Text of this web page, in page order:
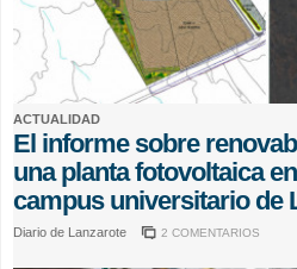
ACTUALIDAD
El informe sobre
una planta fotovoltaica
campus universitario de
Diario de Lanzarote 2 COMENTARIOS